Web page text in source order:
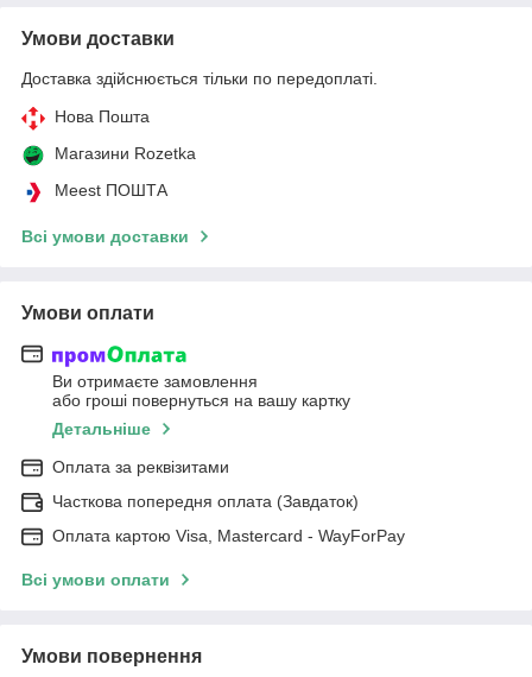
Умови доставки
Доставка здійснюється тільки по передоплаті.
Нова Пошта
Магазини Rozetka
Meest ПОШТА
Всі умови доставки
Умови оплати
Ви отримаєте замовлення
або гроші повернуться на вашу картку
Детальніше
Оплата за реквізитами
Часткова попередня оплата (Завдаток)
Оплата картою Visa, Mastercard - WayForPay
Всі умови оплати
Умови повернення